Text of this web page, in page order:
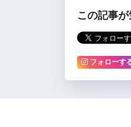
この記事
フォローす